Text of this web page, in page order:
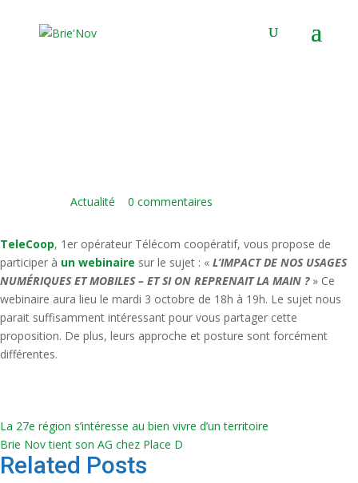
Actualité 0 commentaires
TeleCoop, 1er opérateur Télécom coopératif, vous propose de
participer à un webinaire sur le sujet : « L’IMPACT DE NOS USAGES
NUMÉRIQUES ET MOBILES – ET SI ON REPRENAIT LA MAIN ?» Ce
webinaire aura lieu le mardi 3 octobre de 18h à 19h. Le sujet nous
parait suffisamment intéressant pour vous partager cette
proposition. De plus, leurs approche et posture sont forcément
différentes.
La 27e région s’intéresse au bien vivre d’un territoire
Brie Nov tient son AG chez Place D
Related Posts